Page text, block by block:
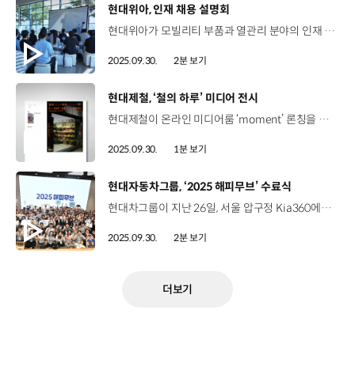
[동영상]
현대위아, 인재 채용 설명회
현대위아가 모빌리티 부품과 열관리 분야의 인재 확보에 나섰습니다. 지난 11일, 현대위아는 경기도 의왕연구소에서 주요 대학의 모빌리티 분야 연구실 소속 학생 100여 명과 함께 ‘밋 업 데이(Meet Up Day)’를 열었는데요. ‘밋 업 데이’는 현대위아 임직원과 전공 학생들이 모여 최신 기술과 동향을 공유하는 자리입니다. 염슬기 매니저 / 현대위아 인재확보팀저희 신사업과 유관된 우수 석·박사 인재분들을 모시고 당사 기술 현황과 미래 로드맵을 소개하는 자리를 가졌고요. 그 밖에 현대위아의 인사 제도라든지 복지 그리고 일하는 조직 문화를 살펴볼 수 있도록 채용 브랜딩 행사를 준비했습니다. 특히, 올해는 현대위아 직원이 참가 학생의 멘토가 되는 ‘멘토링’ 형식으로 진행됐는데요. 참가자들에게 직무를 더욱 자세히 설명하고, 실제 연구 현장을 살펴보는 시험동 투어의 기회도 제공했습니다. 정다연 / 참가 학생 / 한양대학교시험장 투어나 현직자분과의 면담을 통해서 (업무에 대해) 지원 전에 미리 알 수 있어서 좋았고 이 경험을 통해서 입사해서 나중에 같은 동료 또 선후배 사이로 만나 뵐 수 있었으면 좋겠습니다. 앞서, 지난 8일에는 ‘현대위아 탤런트데이 in 신촌’을 개최해 신입사원과 연구장학생 선발 절차 등을 상세히 소개하고 연구개발 현직자와의 대화를 통해 채용에 대한 구체적인 설명의 시간을 가졌습니다.
2025.09.30. 2분 보기
[동영상]
현대제철, ‘철의 하루’ 미디어 전시
현대제철이 온라인 미디어룸 ‘moment’ 론칭을 기념해 진행한 ‘철의 하루’ 사진 공모전 수상작을 발표하고, 미디어 전시를 진행합니다. 이번 사진 공모전은 일상 속에서 무심코 지나쳤던 철의 존재를 새롭게 바라보고 그 가치를 느끼게 하기 위해 기획됐는데요. 현대제철은 지난 6월 16일부터 약 6주간 접수된 사진 가운데 1, 2등 각각 1명과 3등 18명을 선정했습니다. 특히, 사진 공모전 수상작을 대상으로 AI 기술을 활용해 영상으로 제작해 사내 미디어에 전시하고 있는데요. 현대제철은 앞으로도 다양한 디지털 콘텐츠를 통해 철과 사람을 잇는 이야기를 만들어갈 예정입니다.
2025.09.30. 1분 보기
[동영상]
현대자동차그룹, ‘2025 해피무브’ 수료식
현대차그룹이 지난 26일, 서울 압구정 Kia360에서 ‘2025 해피무브’ 수료식을 개최했습니다. 해피무브는 대학생들이 미래 세대의 친환경 리더로 성장하도록 지원하는 사회공헌 사업으로 지난 2008년부터 지금까지 누적 1만 명 이상의 단원을 배출했는데요. 올해 선발된 대학생 단원 100명은 지난 7월부터 두 달간, 국내 봉사활동을 비롯해 싱가포르, 스위스 등 해외 친환경 랜드마크 탐방, 신규 CSR 사업 아이디어 제안 등 다양한 활동을 진행했습니다. 김동욱 부사장 / 현대자동차·기아 전략기획실장현대차그룹이 하려고 하는 CSR 사업에 질문도 던지고 ‘이렇게 했으면 좋지 않을까’라는 제안도 해주시고 그걸 통해서 여러분들이 앞으로 나아갈 때 소중한 자산이 될 수 있는 그런 경험이 됐으면 좋겠다고 생각합니다. 이번 수료식에서는 활동을 마친 단원들을 격려하고, 활동 후기를 공유하는 한편 5인 1조로 팀을 이뤄 구상한 CSR 아이디어를 직접 발표하는 시간이 마련됐습니다. 이정아 대학생 단원 / 2025 해피무브 (대상팀)저희들은 맹꽁이를 위한 과속 방지턱형 생태 통로를 만들었는데요. 기존 도로에 쉽게 설치할 수 있는 만큼 새로 개발되는 도시 지역에 설치가 되어서 인간과 서식지가 겹치는 맹꽁이들이 조금 더 삶이 긍정적인 방향으로 변화가 일어났으면 좋겠습니다. 박재현 매니저/멘토 / 현대엔지니어링 지속가능경영팀‘대학생들을 데리고 멘토링을 해줄 수 있는 게 있을까’ 이런 고민들이 많았어요. 저도 걱정을 많이 했는데 생각보다 대학생 친구들이 잘 따라와 줬고 저 개인적으로도 정말 성장하는 기회가 됐던 것 같습니다. 현대차그룹은 우수한 아이디어에 대해 향후 실제 CSR 사업으로 발전시켜 나갈 예정입니다.
2025.09.30. 2분 보기
더보기